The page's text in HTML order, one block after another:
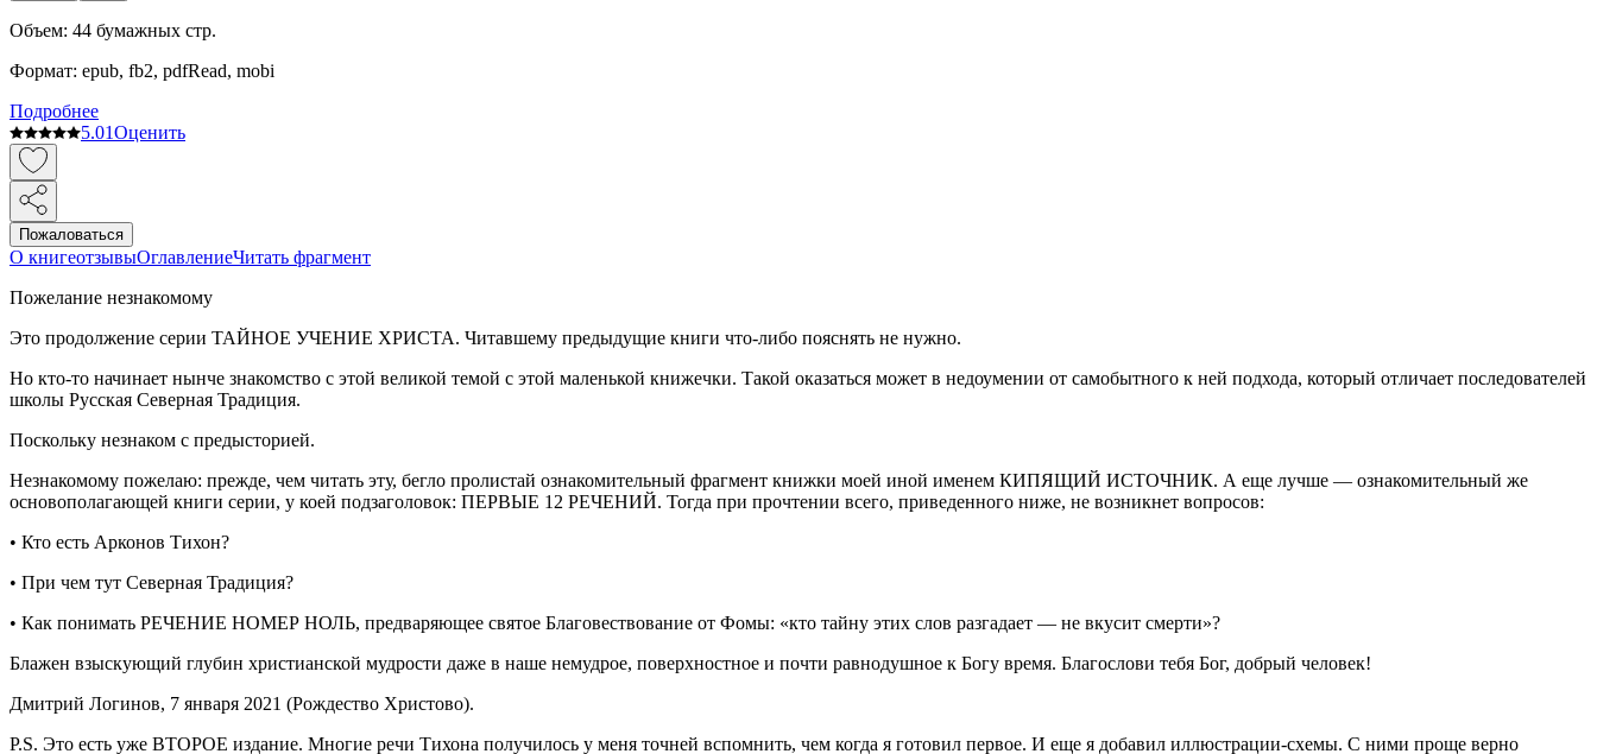
Объем: 44 бумажных стр.
Формат: epub, fb2, pdfRead, mobi
Подробнее
5.01Оценить
Пожаловаться
О книгеотзывыОглавлениеЧитать фрагмент
Пожелание незнакомому
Это продолжение серии ТАЙНОЕ УЧЕНИЕ ХРИСТА. Читавшему предыдущие книги что-либо пояснять не нужно.
Но кто-то начинает нынче знакомство с этой великой темой с этой маленькой книжечки. Такой оказаться может в недоумении от самобытного к ней подхода, который отличает последователей
школы Русская Северная Традиция.
Поскольку незнаком с предысторией.
Незнакомому пожелаю: прежде, чем читать эту, бегло пролистай ознакомительный фрагмент книжки моей иной именем КИПЯЩИЙ ИСТОЧНИК. А еще лучше — ознакомительный же
основополагающей книги серии, у коей подзаголовок: ПЕРВЫЕ 12 РЕЧЕНИЙ. Тогда при прочтении всего, приведенного ниже, не возникнет вопросов:
• Кто есть Арконов Тихон?
• При чем тут Северная Традиция?
• Как понимать РЕЧЕНИЕ НОМЕР НОЛЬ, предваряющее святое Благовествование от Фомы: «кто тайну этих слов разгадает — не вкусит смерти»?
Блажен взыскующий глубин христианской мудрости даже в наше немудрое, поверхностное и почти равнодушное к Богу время. Благослови тебя Бог, добрый человек!
Дмитрий Логинов, 7 января 2021 (Рождество Христово).
P.S. Это есть уже ВТОРОЕ издание. Многие речи Тихона получилось у меня точней вспомнить, чем когда я готовил первое. И еще я добавил иллюстрации-схемы. С ними проще верно